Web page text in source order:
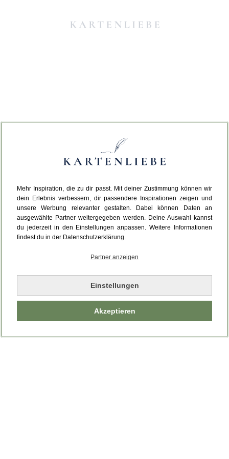
Mehr Inspiration, die zu dir passt. Mit deiner Zustimmung können wir
dein Erlebnis verbessern, dir passendere Inspirationen zeigen und
unsere Werbung relevanter gestalten. Dabei können Daten an
ausgewählte Partner weitergegeben werden. Deine Auswahl kannst
du jederzeit in den Einstellungen anpassen. Weitere Informationen
findest du in der Datenschutzerklärung.
Partner anzeigen
Einstellungen
Akzeptieren
Da ist etwas schiefgelaufen.
Leider ist ein technischer Fehler aufgetreten.
Bitte laden Sie die Seite neu.